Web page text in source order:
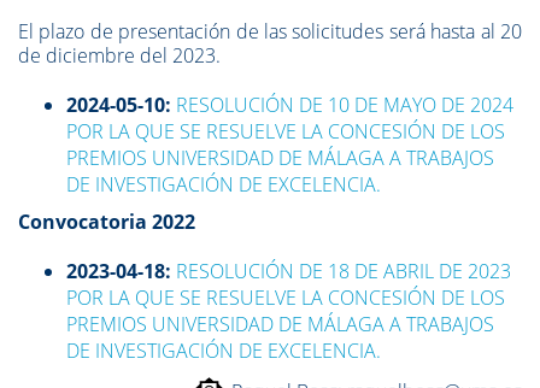
El plazo de presentación de las solicitudes será hasta al 20
de diciembre del 2023.
2024-05-10: RESOLUCIÓN DE 10 DE MAYO DE 2024
POR LA QUE SE RESUELVE LA CONCESIÓN DE LOS
PREMIOS UNIVERSIDAD DE MÁLAGA A TRABAJOS
DE INVESTIGACIÓN DE EXCELENCIA.
Convocatoria 2022
2023-04-18: RESOLUCIÓN DE 18 DE ABRIL DE 2023
POR LA QUE SE RESUELVE LA CONCESIÓN DE LOS
PREMIOS UNIVERSIDAD DE MÁLAGA A TRABAJOS
DE INVESTIGACIÓN DE EXCELENCIA.